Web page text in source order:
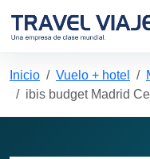
Inicio Vuelo + hotel
ibis budget Madrid